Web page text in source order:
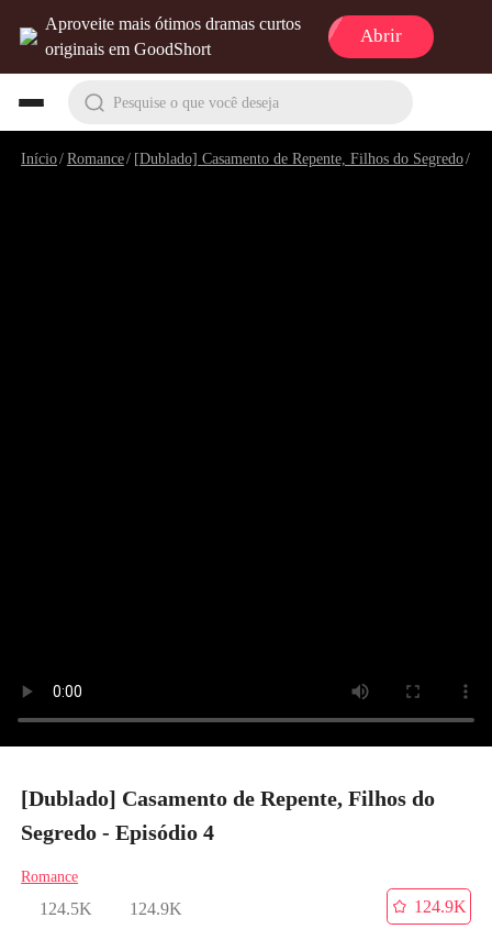
Aproveite mais ótimos dramas curtos
originais em GoodShort
Abrir
Pesquise o que você deseja
Início/Romance/ [Dublado] Casamento de Repente, Filhos do Segredo/
[Dublado] Casamento de Repente, Filhos do
Segredo - Episódio 4
Romance
124.5K 124.9K
124.9K